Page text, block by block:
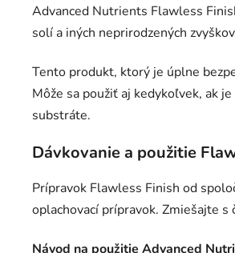
Advanced Nutrients Flawless
solí a iných neprirodzených
Tento produkt, ktorý je úplne
Môže sa použiť aj kedykoľvek, ak
substráte.
Dávkovanie a použitie
Prípravok Flawless Finish od
oplachovací prípravok. Zmiešajte
Návod na použitie Advanced